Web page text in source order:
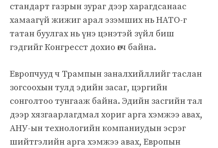
стандарт газрын зураг дээр харагдсанаас
хамаагүй жижиг арал эзэмших нь НАТО-г
татан буулгах нь үнэ цэнэтэй зүйл биш
гэдгийг Конгресст дохио өгч байна.
Европчууд ч Трампын заналхийллийг таслан
зогсоохын тулд эдийн засаг, цэргийн
сонголтоо тунгааж байна. Эдийн засгийн тал
дээр хязгаарлагдмал хориг арга хэмжээ авах,
АНУ-ын технологийн компаниудын эсрэг
шийтгэлийн арга хэмжээ авах, Европын